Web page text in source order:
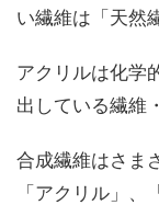
い繊維は「天然
アクリルは化学
出している繊維
合成繊維はさま
「アクリル」